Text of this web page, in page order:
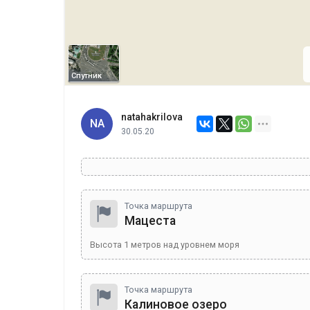
Спутник
NA
natahakrilova
30.05.20
Точка маршрута
Мацеста
Высота 1 метров над уровнем моря
Точка маршрута
Калиновое озеро